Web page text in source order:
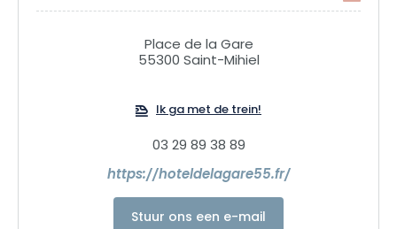
Place de la Gare
55300 Saint-Mihiel
Ik ga met de trein!
03 29 89 38 89
https://hoteldelagare55.fr/
Stuur ons een e-mail